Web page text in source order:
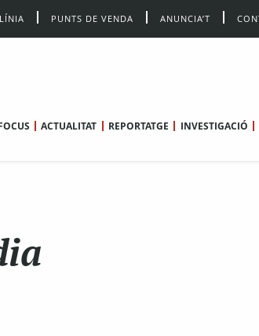
PUNTS DE VENDA ANUNCIA’T
ACTUALITAT REPORTATGE INVESTIGACIÓ